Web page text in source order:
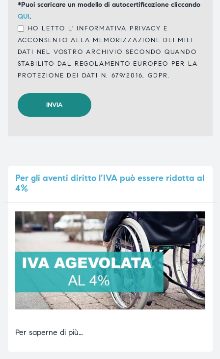
*Puoi scaricare un modello di autocertificazione cliccando
QUI.
HO LETTO L' INFORMATIVA PRIVACY E
ACCONSENTO ALLA MEMORIZZAZIONE DEI MIEI
DATI NEL VOSTRO ARCHIVIO SECONDO QUANDO
STABILITO DAL REGOLAMENTO EUROPEO PER LA
PROTEZIONE DEI DATI N. 679/2016, GDPR.
Pergli aventi diritto l’IVA può essere ridotta al
4%
Per saperne di più…